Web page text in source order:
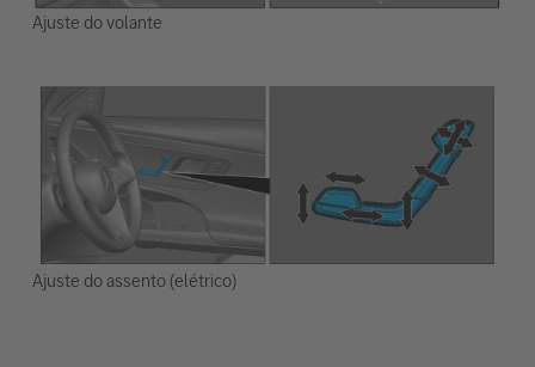
Ajuste do volante
Ajuste do assento (elétrico)